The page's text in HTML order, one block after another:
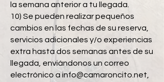
la semana anterior a tu llegada.
10) Se pueden realizar pequeños
cambios en las fechas de su reserva,
servicios adicionales y/o experiencias
extra hasta dos semanas antes de su
llegada, enviándonos un correo
electrónico a info@camaroncito.net